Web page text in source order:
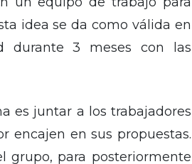
idea se da como válida en
durante 3 meses con las
es juntar a los trabajadores
encajen en sus propuestas.
grupo, para posteriormente